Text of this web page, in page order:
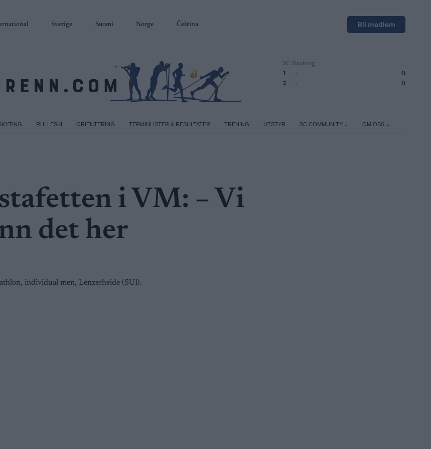
Sverige Suomi Norge Čeština Bli medlem
SC Ranking
1
-
0
2
- 0
RULLESKI ORIENTERING TERMINLISTER & RESULTATER TRENING UTSTYR SC COMMUNITY OM OSS
i VM: – Vi
det her